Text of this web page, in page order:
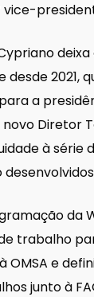
vice-
desde 2021,
a
Diretor
à série
da
trabalho
OMSA e
junto à